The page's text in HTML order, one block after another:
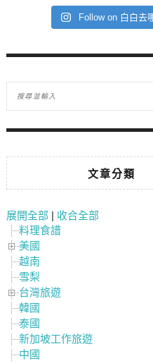
Follow on 白白去
文章分類
展開全部 | 收合全部
料理食譜
美國
越南
雪梨
台灣旅遊
韓國
泰國
新加坡工作旅遊
中國